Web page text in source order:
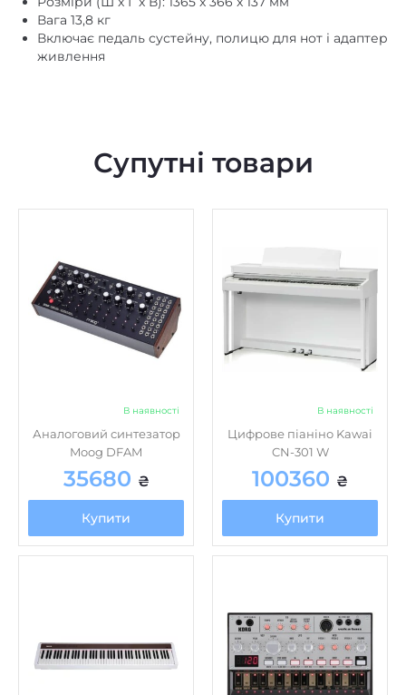
живлення
Moog DFAM
35680₴
Купити
В наявності
CN-301 W
100360 ₴
Купити